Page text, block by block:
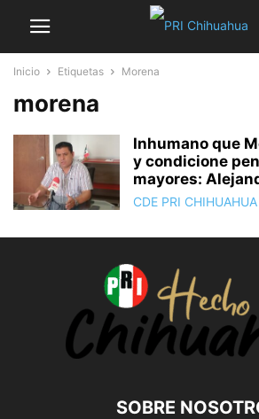
Inicio Etiquetas Morena
morena
Inhumano que
y condicione
mayores:
CDE PRI CHIHUAHUA
SOBRE